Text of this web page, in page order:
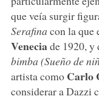
que veía surgir
Serafina con la que
Veneciade 1920, y
bimba (Sueño de
artista como Carlo
considerar a Dazzi